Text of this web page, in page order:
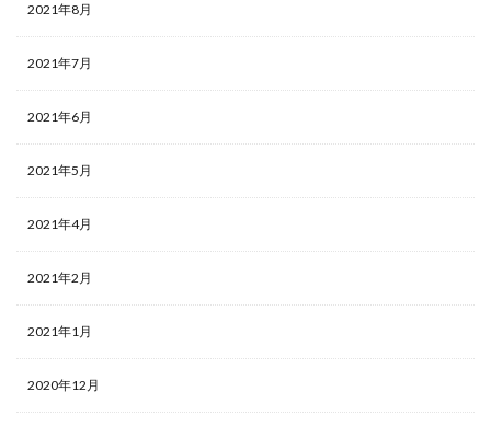
2021年8月
2021年7月
2021年6月
2021年5月
2021年4月
2021年2月
2021年1月
2020年12月